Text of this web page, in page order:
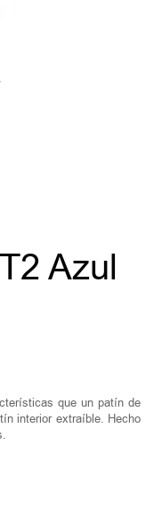
Azul
que un patín de
interior extraíble. Hecho